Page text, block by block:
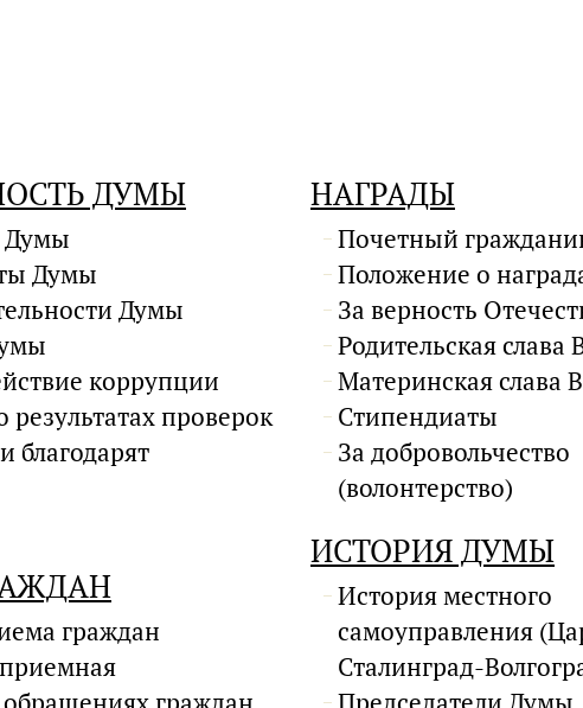
ДУМЫ
Думы
Думы
Думы
коррупции
результатах проверок
благодарят
граждан
НАГРАДЫ
Почетный
Положение о
За верность
Родительская слава
Материнская слава
Стипендиаты
За добровольчество
(волонтерство)
ИСТОРИЯ ДУМЫ
История местного
самоуправления
Сталинград-